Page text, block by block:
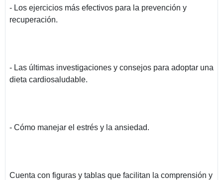
- Los ejercicios más efectivos para la prevención y
recuperación.
- Las últimas investigaciones y consejos para adoptar una
dieta cardiosaludable.
- Cómo manejar el estrés y la ansiedad.
Cuenta con figuras y tablas que facilitan la comprensión y